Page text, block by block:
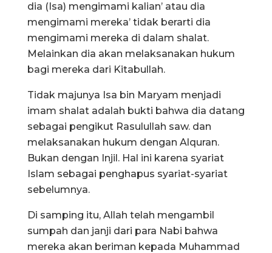
dia (Isa) mengimami kalian’ atau dia
mengimami mereka’ tidak berarti dia
mengimami mereka di dalam shalat.
Melainkan dia akan melaksanakan hukum
bagi mereka dari Kitabullah.
Tidak majunya Isa bin Maryam menjadi
imam shalat adalah bukti bahwa dia datang
sebagai pengikut Rasulullah saw. dan
melaksanakan hukum dengan Alquran.
Bukan dengan Injil. Hal ini karena syariat
Islam sebagai penghapus syariat-syariat
sebelumnya.
Di samping itu, Allah telah mengambil
sumpah dan janji dari para Nabi bahwa
mereka akan beriman kepada Muhammad